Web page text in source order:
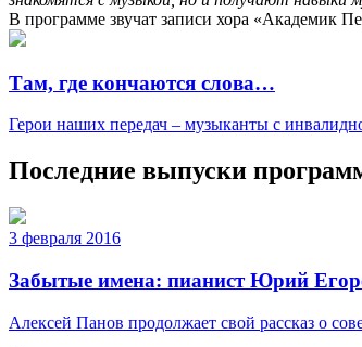
В программе звучат записи хора «Академик
Там, где кончаются слова…
Герои наших передач – музыканты с
Последние выпуски
3 февраля 2016
Забытые имена: пианист Юрий
Алексей Панов продолжает свой рассказ о